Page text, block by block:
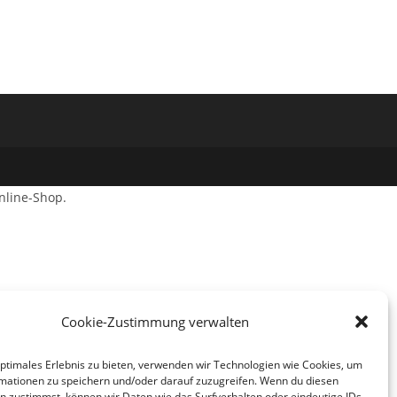
Cookie-Zustimmung verwalten
Erlebnis zu bieten, verwenden wir Technologien wie Cookies, um
zu speichern und/oder darauf zuzugreifen. Wenn du diesen
Shop.